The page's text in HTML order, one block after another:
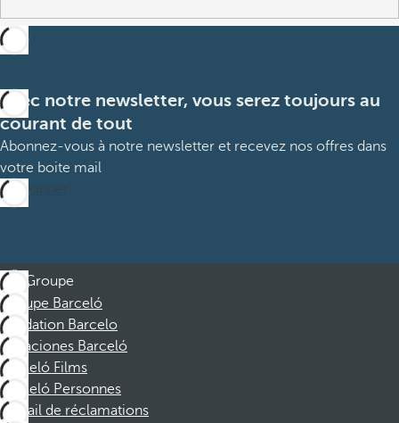
Avec notre newsletter, vous serez toujours au
courant de tout
Abonnez-vous à notre newsletter et recevez nos offres dans
votre boite mail
M’abonner
Groupe
Groupe Barceló
Fondation Barcelo
Vacaciones Barceló
Barceló Films
Barceló Personnes
Portail de réclamations